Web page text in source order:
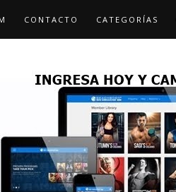
CONTACTO CATEGORÍAS